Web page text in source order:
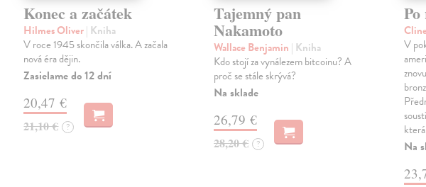
Konec a začátek
Hilmes Oliver| Kniha
V roce 1945 skončila válka. A začala
nová éra dějin.
Zasielame do 12 dní
20,47 €
21,10 € ?
Tajemný pan
Nakamoto
Wallace Benjamin | Kniha
Kdo stojí za vynálezem bitcoinu? A
proč se stále skrývá?
Na sklade
26,79 €
28,20 € ?
V
Na